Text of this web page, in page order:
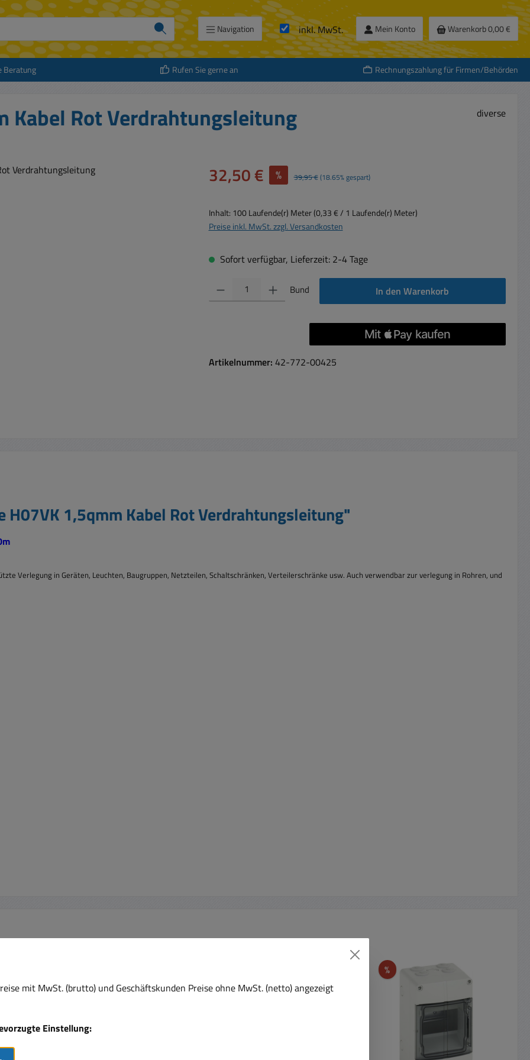
Navigation inkl. MwSt. Mein Konto Warenkorb0,00 €
Beratung Rufen Sie gerne an Rechnungszahlung für Firmen/Behörden
Kabel Rot Verdrahtungsleitung diverse
Verkaufspreis:
32,50 € % Regulärer Preis:
39,95 €(18.65% gespart)
Inhalt: 100 Laufende(r) Meter(0,33 € / 1 Laufende(r) Meter)
Preise inkl. MwSt. zzgl. Versandkosten
Sofort verfügbar, Lieferzeit: 2-4 Tage
Produkt Anzahl: Gib den gewünschten Wert ein oder benutze die Schaltflächen um die
Bund In den Warenkorb
Artikelnummer: 42-772-00425
1,5qmm Kabel Rot Verdrahtungsleitung"
Verlegung in Geräten, Leuchten, Baugruppen, Netzteilen, Schaltschränken, Verteilerschränke usw. Auch verwendbar zur verlegung in Rohren, und
%Rabatt
mit MwSt. (brutto) und Geschäftskunden Preise ohne MwSt. (netto) angezeigt
Einstellung: